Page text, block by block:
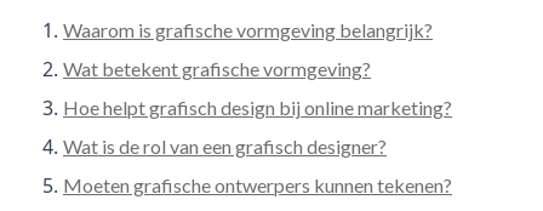
Waarom is grafische vormgeving belangrijk?
Wat betekent grafische vormgeving?
Hoe helpt grafisch design bij online marketing?
Wat is de rol van een grafisch designer?
Moeten grafische ontwerpers kunnen tekenen?